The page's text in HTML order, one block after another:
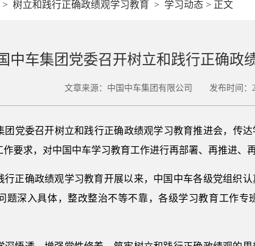
> 树立和践行正确政绩观学习教育 > 学习动态 > 正文
中车集团党委召开树立和践行正确政
文章来源：中国中车集团有限公司 发布时间：
团党委召开树立和践行正确政绩观学习教育推进会，传
要求，对中国中车学习教育工作进行再部署、再推进、再
行正确政绩观学习教育开展以来，中国中车各级党组织
题深入具体，整改整治不等不靠，各级学习教育工作